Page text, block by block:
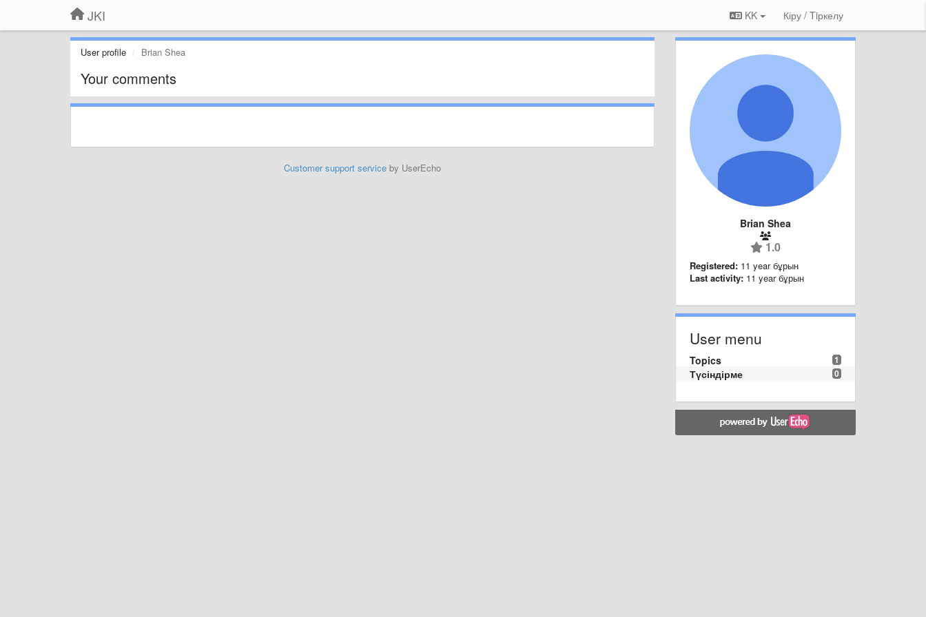
JKI KK Кіру / Tiркелу
User profile Brian Shea
Your comments
Customer support serviceby UserEcho
Brian Shea
1.0
Registered: 11 year бұрын
Last activity: 11 year бұрын
User menu
1
Topics
0
Түсіндірме